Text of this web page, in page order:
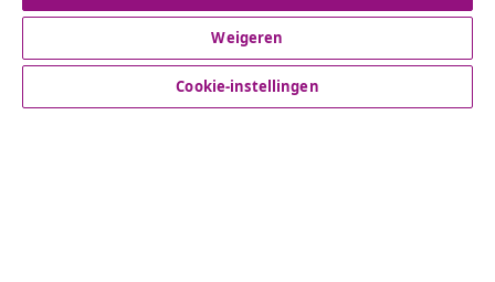
Klantenservice
Weigeren
Cookie-instellingen